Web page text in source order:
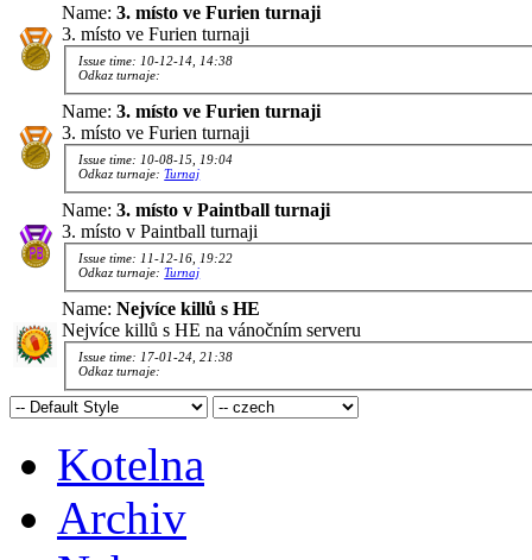
Name: 3. místo ve Furien turnaji
3. místo ve Furien turnaji
Issue time: 10-12-14, 14:38
Odkaz turnaje:
Name: 3. místo ve Furien turnaji
3. místo ve Furien turnaji
Issue time: 10-08-15, 19:04
Odkaz turnaje:Turnaj
Name: 3. místo v Paintball turnaji
3. místo v Paintball turnaji
Issue time: 11-12-16, 19:22
Odkaz turnaje:Turnaj
Name: Nejvíce killů s HE
Nejvíce killů s HE na vánočním serveru
Issue time: 17-01-24, 21:38
Odkaz turnaje:
Kotelna
Archiv